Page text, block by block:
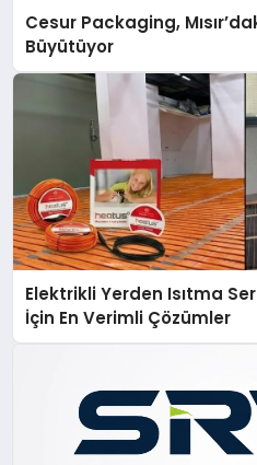
Cesur Packaging,
Büyütüyor
Elektrikli Yerden Isıtma
İçin En Verimli Çözümler